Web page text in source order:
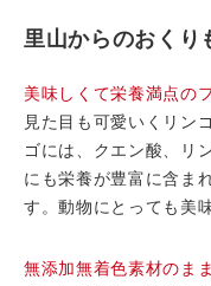
里山からのおくり
美味しくて栄養満点の
見た目も可愛いくリン
ゴには、クエン酸、リ
にも栄養が豊富に含ま
す。動物にとっても美
無添加無着色素材のまま